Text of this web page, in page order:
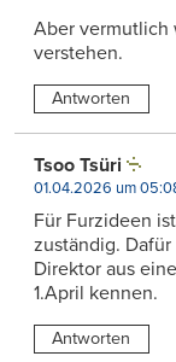
Aber vermutlich
verstehen.
Antworten
Tsoo Tsüri
01.04.2026 um
Für Furzideen
zuständig.
Direktor aus
1.April kennen.
Antworten